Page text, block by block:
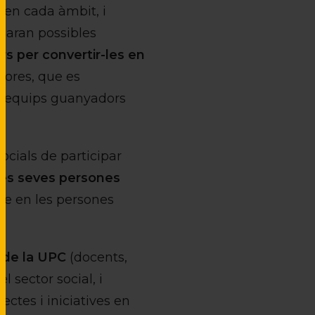
en cada àmbit, i
possibles
per convertir-les en
que es
guanyadors
de participar
seves persones
en les persones
la UPC (docents,
sector social, i
i iniciatives en